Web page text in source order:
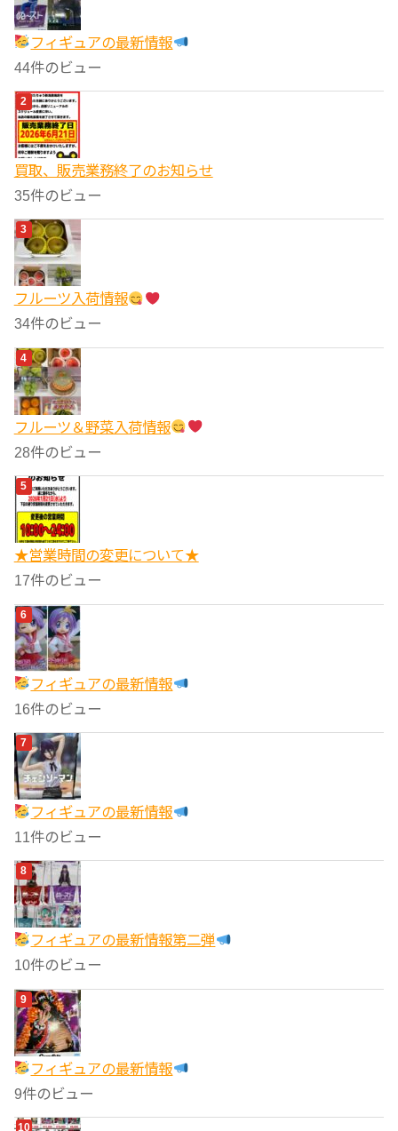
フィギュアの最新情報
44件のビュー
買取、販売業務終了のお知らせ
35件のビュー
フルーツ入荷情報
34件のビュー
フルーツ＆野菜入荷情報
28件のビュー
★営業時間の変更について★
17件のビュー
フィギュアの最新情報
16件のビュー
フィギュアの最新情報
11件のビュー
フィギュアの最新情報第二弾
10件のビュー
フィギュアの最新情報
9件のビュー